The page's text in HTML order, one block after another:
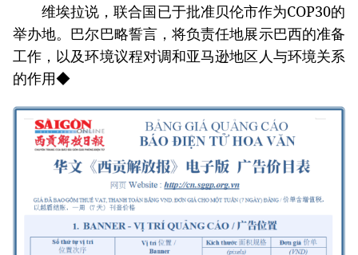
维埃拉说，联合国已于批准贝伦市作为COP30的
举办地。巴尔巴略誓言，将负责任地展示巴西的准备
工作，以及环境议程对调和亚马逊地区人与环境关系
的作用◆